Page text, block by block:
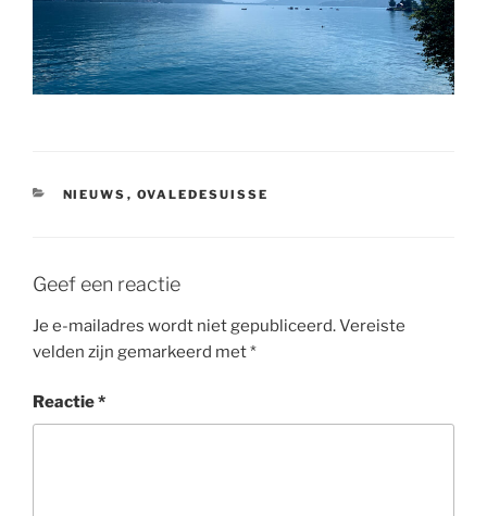
CATEGORIEËN
NIEUWS , OVALEDESUISSE
Geef een reactie
Je e-mailadres wordt niet gepubliceerd.Vereiste
velden zijn gemarkeerd met*
Reactie*